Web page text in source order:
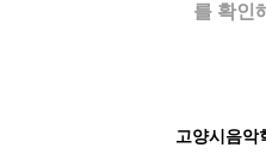
를 확인
고양시음악